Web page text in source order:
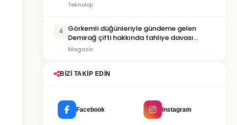
Teknoloji
4
Görkemli düğünleriyle gündeme gelen
Demirağ çifti hakkında tahliye davası
iddiası
Magazin
BIZI TAKIP EDIN
Facebook Instagram